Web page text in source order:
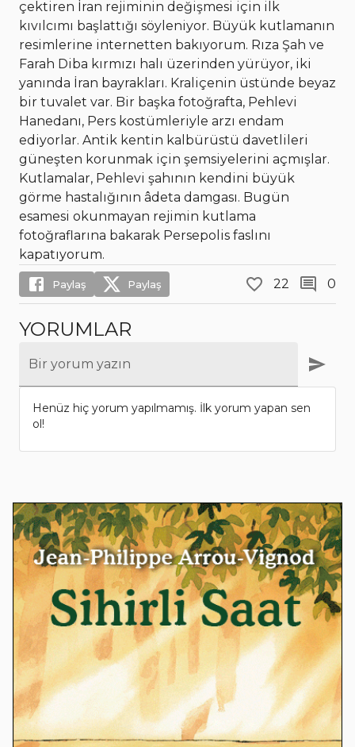
çektiren İran rejiminin değişmesi için ilk
kıvılcımı başlattığı söyleniyor. Büyük kutlamanın
resimlerine internetten bakıyorum. Rıza Şah ve
Farah Diba kırmızı halı üzerinden yürüyor, iki
yanında İran bayrakları. Kraliçenin üstünde beyaz
bir tuvalet var. Bir başka fotoğrafta, Pehlevi
Hanedanı, Pers kostümleriyle arzı endam
ediyorlar. Antik kentin kalbürüstü davetlileri
güneşten korunmak için şemsiyelerini açmışlar.
Kutlamalar, Pehlevi şahının kendini büyük
görme hastalığının âdeta damgası. Bugün
esamesi okunmayan rejimin kutlama
fotoğraflarına bakarak Persepolis faslını
kapatıyorum.
Paylaş Paylaş 22 0
YORUMLAR
Bir yorum yazın
Henüz hiç yorum yapılmamış. İlk yorum yapan sen
ol!